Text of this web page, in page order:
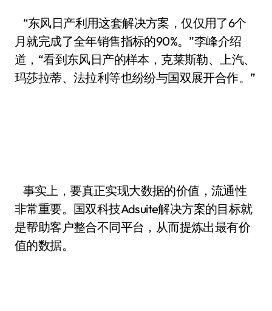
“东风日产利用这套解决方案，仅仅用了6个
月就完成了全年销售指标的90%。”李峰介绍
道，“看到东风日产的样本，克莱斯勒、上汽、
玛莎拉蒂、法拉利等也纷纷与国双展开合作。”
事实上，要真正实现大数据的价值，流通性
非常重要。国双科技Adsuite解决方案的目标就
是帮助客户整合不同平台，从而提炼出最有价
值的数据。